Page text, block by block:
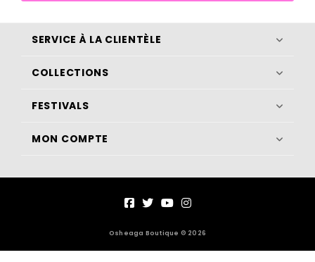
SERVICE À LA CLIENTÈLE
COLLECTIONS
FESTIVALS
MON COMPTE
Osheaga Boutique © 2026